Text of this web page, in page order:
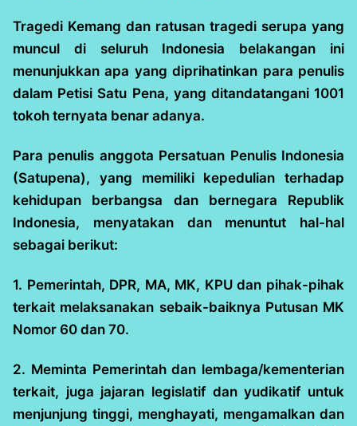
Tragedi Kemang dan ratusan tragedi serupa yang
muncul di seluruh Indonesia belakangan ini
menunjukkan apa yang diprihatinkan para penulis
dalam Petisi Satu Pena, yang ditandatangani 1001
tokoh ternyata benar adanya.
Para penulis anggota Persatuan Penulis Indonesia
(Satupena), yang memiliki kepedulian terhadap
kehidupan berbangsa dan bernegara Republik
Indonesia, menyatakan dan menuntut hal-hal
sebagai berikut:
1. Pemerintah, DPR, MA, MK, KPU dan pihak-pihak
terkait melaksanakan sebaik-baiknya Putusan MK
Nomor 60 dan 70.
2. Meminta Pemerintah dan lembaga/kementerian
terkait, juga jajaran legislatif dan yudikatif untuk
menjunjung tinggi, menghayati, mengamalkan dan